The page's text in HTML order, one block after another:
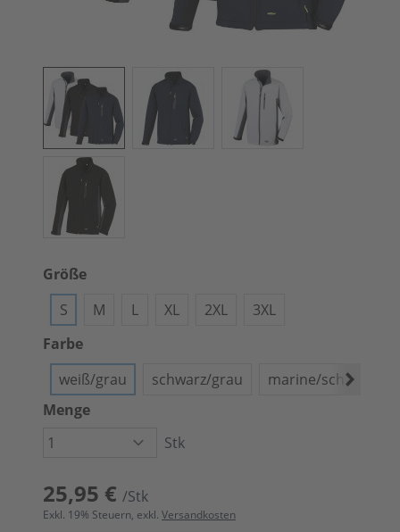
Größe
S
M L XL 2XL
3XL
Farbe
weiß/grau
schwarz/grau
marine/schwarz
Menge
Stk
25,95 € /Stk
Exkl. 19% Steuern, exkl. Versandkosten